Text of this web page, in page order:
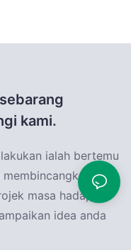
kami.
ialah bertemu
masa hadapan.
idea anda